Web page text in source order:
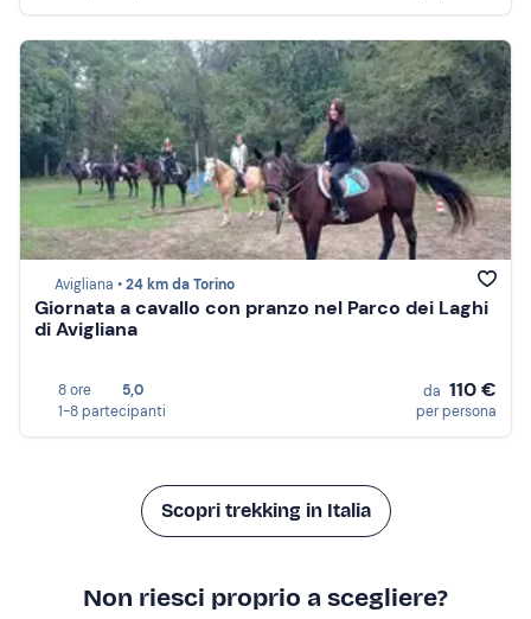
Avigliana •24 km da Torino
Giornata a cavallo con pranzo nel Parco dei Laghi
di Avigliana
8 ore
5,0
1-8 partecipanti
da 110 €
per persona
Scopri trekking in Italia
Non riesci proprio a scegliere?